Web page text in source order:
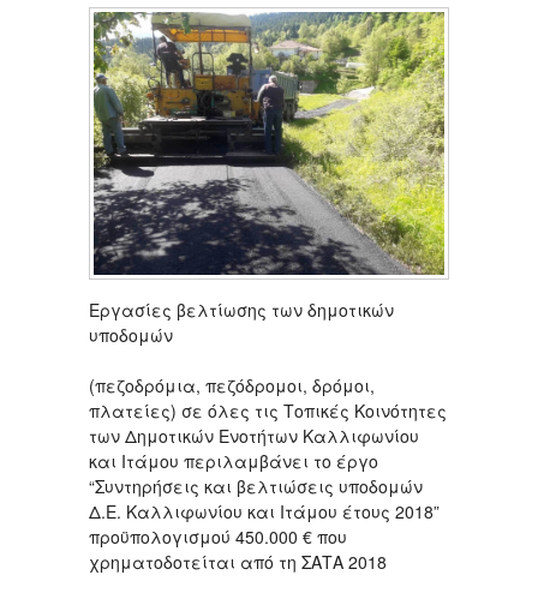
Εργασίες βελτίωσης των δημοτικών
υποδομών
(πεζοδρόμια, πεζόδρομοι, δρόμοι,
πλατείες) σε όλες τις Τοπικές Κοινότητες
των Δημοτικών Ενοτήτων Καλλιφωνίου
και Ιτάμου περιλαμβάνει το έργο
“Συντηρήσεις και βελτιώσεις υποδομών
Δ.Ε. Καλλιφωνίου και Ιτάμου έτους 2018”
προϋπολογισμού 450.000 € που
χρηματοδοτείται από τη ΣΑΤΑ 2018